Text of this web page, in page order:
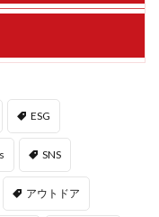
ESG
SNS
アウトドア